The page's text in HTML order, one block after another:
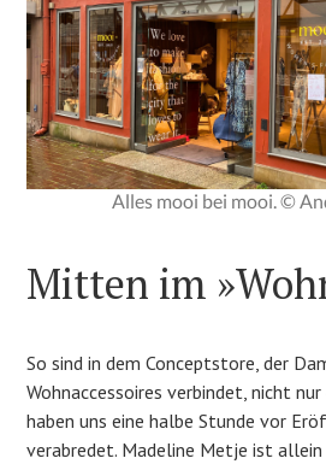
Alles mooi bei mooi. ©
Mitten im
So sind in dem Conceptstore, der
Wohnaccessoires verbindet, nicht nur
haben uns eine halbe Stunde vor
verabredet. Madeline Metje ist allein